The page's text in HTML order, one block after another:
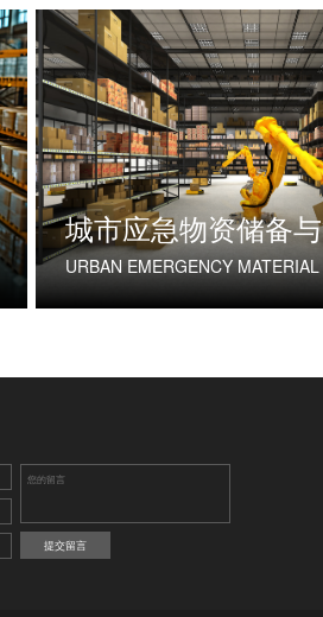
城市应急物资储备
提交留言